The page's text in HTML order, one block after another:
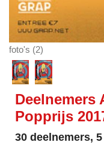
foto's (2)
Deelnemers
Popprijs
30 deelnemers,